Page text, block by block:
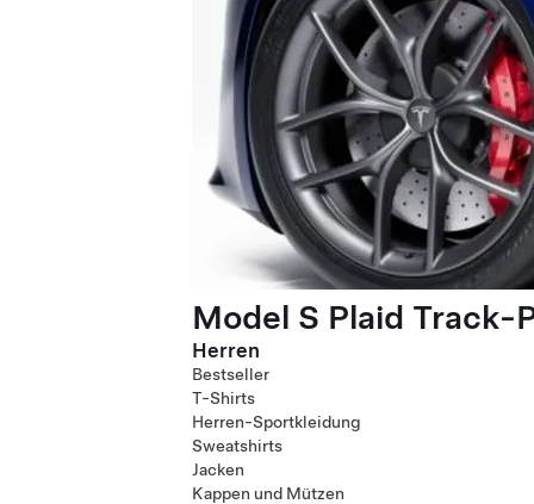
Model S Plaid Track-
Herren
Bestseller
T-Shirts
Herren-Sportkleidung
Sweatshirts
Jacken
Kappen und Mützen